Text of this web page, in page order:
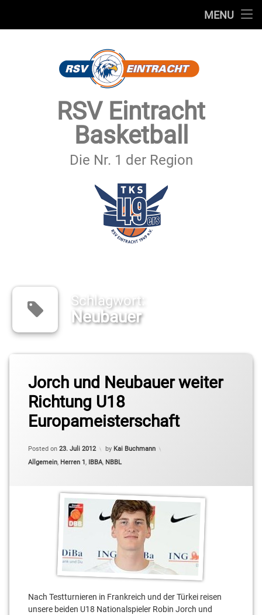
MENU
SECHSTER MANN
IMPRESSUM & DATENSCHUTZ
RSV Eintracht
Basketball
Die Nr. 1 der Region
Schlagwort:
Neubauer
Jorch und Neubauer weiter
Richtung U18
Europameisterschaft
Posted on 23. Juli 2012
Updated on
by Kai Buchmann
Categories:
Allgemein, Herren 1, IBBA, NBBL
Nach Testturnieren in Frankreich und der Türkei reisen
unsere beiden U18 Nationalspieler Robin Jorch und
Jorch
Neubauer
U18